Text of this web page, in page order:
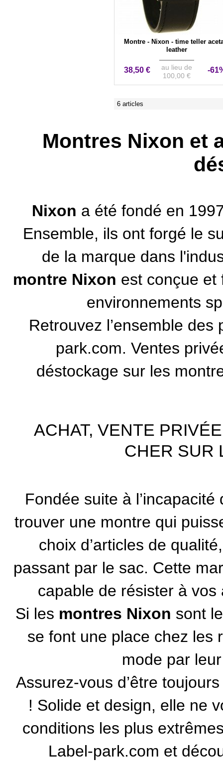
Montre - Nixon - time teller
leather
38,50 €
au lieu de
100,00 €
-
6 articles
Montres Nixon et
Nixon a été fondé en
Ensemble, ils ont forgé le
de la marque dans
montre Nixon est conçue et
environnements
Retrouvez l’ensemble
park.com. Ventes
déstockage sur les
ACHAT, VENTE
CHER SUR
Fondée suite à
trouver une montre qui
choix d’articles de
passant par le sac. Cette
capable de résister à
Si les montres Nixon sont
se font une place chez les
mode par
Assurez-vous d’être
! Solide et design, elle ne
conditions les plus
Label-park.com et